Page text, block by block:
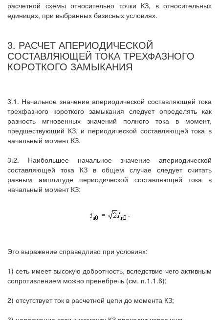
расчетной схемы относительно точки КЗ, в относительных
единицах, при выбранных базисных условиях.
3. РАСЧЕТ АПЕРИОДИЧЕСКОЙ
СОСТАВЛЯЮЩЕЙ ТОКА ТРЕХФАЗНОГО
КОРОТКОГО ЗАМЫКАНИЯ
3.1. Начальное значение апериодической составляющей тока
трехфазного короткого замыкания следует определять как
разность мгновенных значений полного тока в момент,
предшествующий КЗ, и периодической составляющей тока в
начальный момент КЗ.
3.2. Наибольшее начальное значение апериодической
составляющей тока КЗ в общем случае следует считать
равным амплитуде периодической составляющей тока в
начальный момент КЗ:
.
Это выражение справедливо при условиях:
1) сеть имеет высокую добротность, вследствие чего активным
сопротивлением можно пренебречь (см. п.1.1.6);
2) отсутствует ток в расчетной цепи до момента КЗ;